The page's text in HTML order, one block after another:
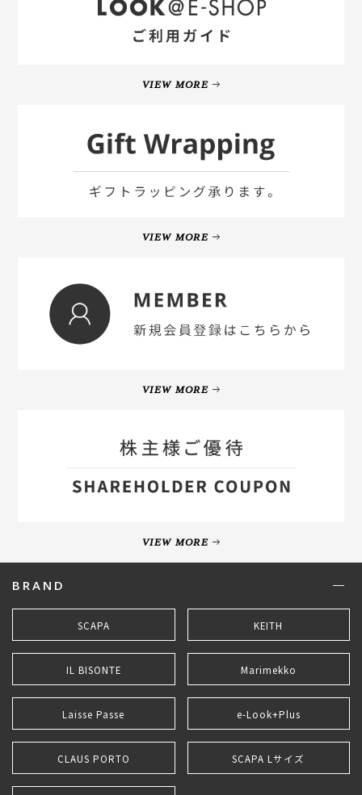
VIEW MORE
VIEW MORE
VIEW MORE
VIEW MORE
BRAND
SCAPA KEITH
IL BISONTE Marimekko
Laisse Passe e-Look+Plus
CLAUS PORTO SCAPA Lサイズ